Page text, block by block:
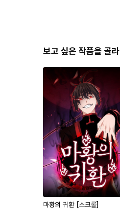
보고 싶은 작품을 골라
마황의 귀환 [스크롤]